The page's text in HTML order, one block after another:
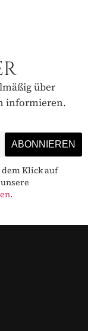
über
informieren.
Klick auf
.